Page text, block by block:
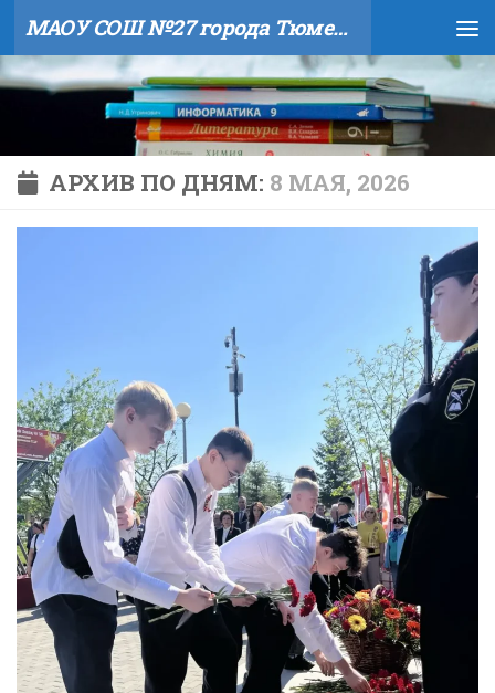
Skip to content МАОУ СОШ №27 города Тюмени
АРХИВ ПО ДНЯМ: 8 МАЯ, 2026